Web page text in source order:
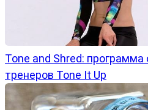
Tone and Shred:
тренеров Tone It Up